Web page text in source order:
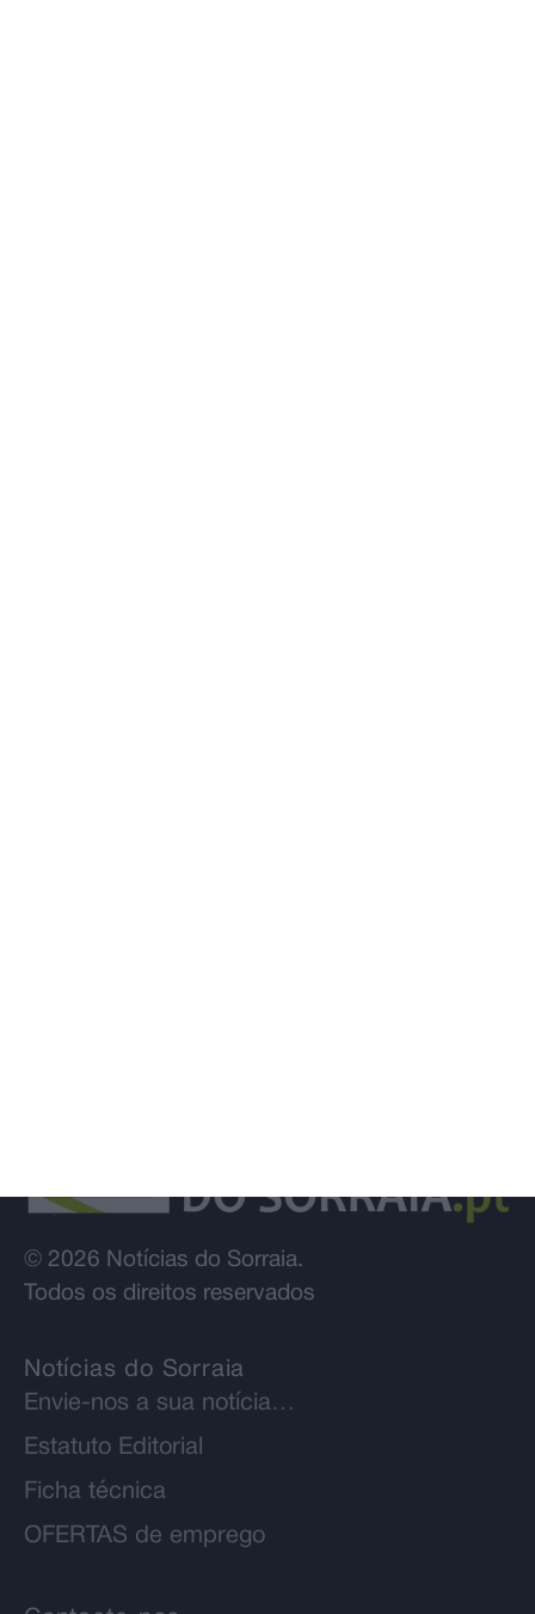
© 2026 Notícias do Sorraia.
Todos os direitos reservados
Notícias do Sorraia
Envie-nos a sua notícia…
Estatuto Editorial
Ficha técnica
OFERTAS de emprego